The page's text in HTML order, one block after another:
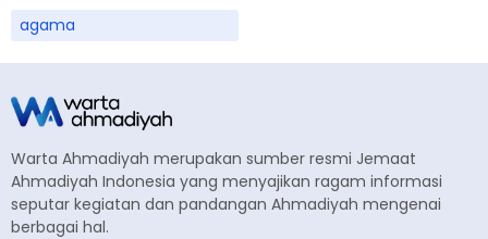
agama
Warta Ahmadiyah merupakan sumber resmi Jemaat
Ahmadiyah Indonesia yang menyajikan ragam informasi
seputar kegiatan dan pandangan Ahmadiyah mengenai
berbagai hal.